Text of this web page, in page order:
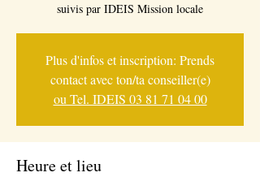
suivis par IDEIS Mission locale
Plus d'infos et inscription: Prends
contact avec ton/ta conseiller(e)
ou Tel. IDEIS 03 81 71 04 00
Heure et lieu